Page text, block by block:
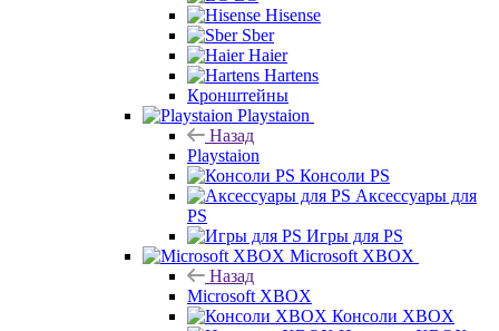
Hisense
Sber
Haier
Hartens
Кронштейны
Playstaion
Назад
Playstaion
Консоли PS
Аксессуары для
PS
Игры для PS
Microsoft XBOX
Назад
Microsoft XBOX
Консоли XBOX